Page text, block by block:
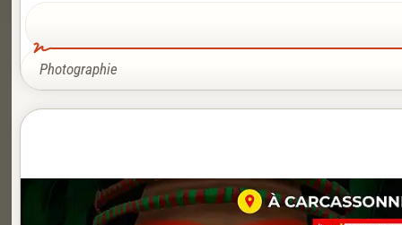
Photographie